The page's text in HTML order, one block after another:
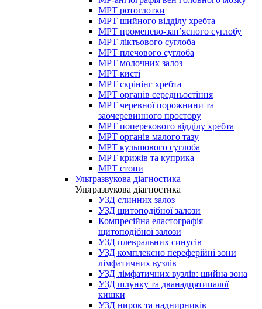
МРТ ротоглотки
МРТ шийного відділу хребта
МРТ променево-зап’ясного суглобу
МРТ ліктьового суглоба
МРТ плечового суглоба
МРТ молочних залоз
МРТ кисті
МРТ скрінінг хребта
МРТ органів середньостіння
МРТ черевної порожнини та
заочеревинного простору
МРТ поперекового відділу хребта
МРТ органів малого тазу
МРТ кульшового суглоба
МРТ крижів та куприка
МРТ стопи
Ультразвукова діагностика
Ультразвукова діагностика
УЗД слинних залоз
УЗД щитоподібної залози
Компресійна еластографія
щитоподібної залози
УЗД плевральних синусів
УЗД комплексно переферійні зони
лімфатичних вузлів
УЗД лімфатичних вузлів: шийна зона
УЗД шлунку та дванадцятипалої
кишки
УЗД нирок та наднирників